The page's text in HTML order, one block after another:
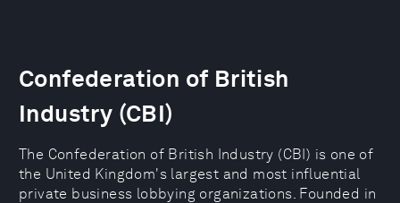
Confederation of British
Industry (CBI)
The Confederation of British Industry (CBI) is one of
the United Kingdom's largest and most influential
private business lobbying organizations. Founded in